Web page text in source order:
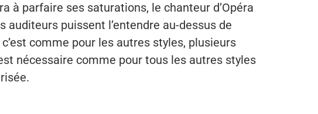
à parfaire ses saturations, le chanteur d’Opéra
puissent l’entendre au-dessus de
comme pour les autres styles, plusieurs
nécessaire comme pour tous les autres styles